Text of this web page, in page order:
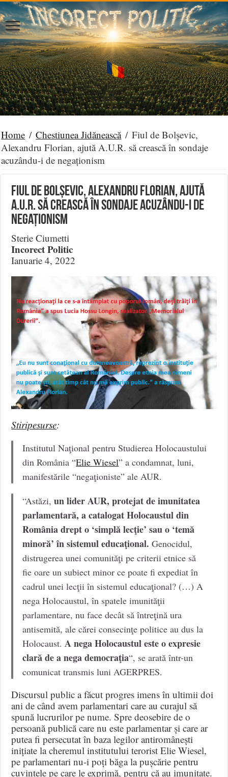
Home / Chestiunea Jidănească / Fiul de Bolșevic,
Alexandru Florian, ajută A.U.R. să crească în sondaje
acuzându-i de negaționism
Fiul de Bolșevic, Alexandru Florian, ajută
A.U.R. să crească în sondaje acuzându-i de
negaționism
Sterie Ciumetti
Incorect Politic
Ianuarie 4, 2022
Stiripesurse:
Institutul Naţional pentru Studierea Holocaustului
din România “Elie Wiesel” a condamnat, luni,
manifestările “negaţioniste” ale AUR.
“Astăzi,un lider AUR, protejat de imunitatea
parlamentară, a catalogat Holocaustul din
România drept o ‘simplă lecţie’ sau o ‘temă
minoră’ în sistemul educaţional. Genocidul,
distrugerea unei comunităţi pe criterii etnice să
fie oare un subiect minor ce poate fi expediat în
cadrul unei lecţii în sistemul educaţional? (…) A
nega Holocaustul, în spatele imunităţii
parlamentare, nu face decât să întreţină ura
antisemită, ale cărei consecinţe politice au dus la
Holocaust.A nega Holocaustul este o expresie
clară de a nega democraţia“, se arată într-un
comunicat transmis luni AGERPRES.
Discursul public a făcut progres imens în ultimii doi
ani de când avem parlamentari care au curajul să
spună lucrurilor pe nume. Spre deosebire de o
persoană publică care nu este parlamentar și care ar
putea fi persecutat în baza legilor antiromânești
inițiate la cheremul institutului terorist Elie Wiesel,
pe parlamentari nu-i poți băga la pușcărie pentru
cuvintele pe care le exprimă, pentru că au imunitate.